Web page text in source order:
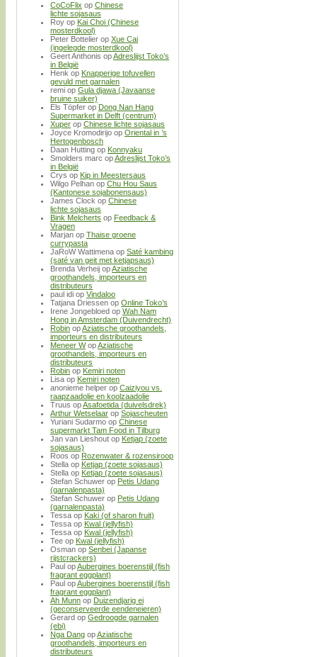
CoCoFlix op Chinese
lichte sojasaus
Roy op Kai Choi (Chinese
mosterdkool)
Peter Bottelier op Xue Cai
(ingelegde mosterdkool)
Geert Anthonis opAdreslijst Toko’s
in België
Henk op Knapperige tofuvellen
gevuld met garnalen
remi op Gula djawa (Javaanse
bruine suiker)
Els Töpfer op Dong Nan Hang
Supermarket in Delft (centrum)
Xuper op Chinese lichte sojasaus
Joyce Kromodirijo op Oriental in ’s
Hertogenbosch
Daan Hutting op Konnyaku
Smolders marc opAdreslijst Toko’s
in België
Crys op Kip in Meestersaus
Wilgo Pelhan op Chu Hou Saus
(Kantonese sojabonensaus)
James Clock op Chinese
lichte sojasaus
Bink Melcherts op Feedback &
Vragen
Marjan op Thaise groene
currypasta
JaRoW Wattimena op Saté kambing
(saté van geit met ketjapsaus)
Brenda Verheij opAziatische
groothandels, importeurs en
distributeurs
paul idi op Vindaloo
Tatjana Driessen op Online Toko’s
Irene Jongebloed op Wah Nam
Hong in Amsterdam (Duivendrecht)
Robin opAziatische groothandels,
importeurs en distributeurs
Meneer WopAziatische
groothandels, importeurs en
distributeurs
Robin op Kemiri noten
Lisa op Kemiri noten
anonieme helper op Caiziyou vs.
raapzaadolie en koolzaadolie
Truus opAsafoetida (duivelsdrek)
Arthur Wetselaar op Sojascheuten
Yuriani Sudarmo op Chinese
supermarkt Tam Food in Tilburg
Jan van Lieshout op Ketjap (zoete
sojasaus)
Roos op Rozenwater & rozensiroop
Stella op Ketjap (zoete sojasaus)
Stella op Ketjap (zoete sojasaus)
Stefan Schuwer op Petis Udang
(garnalenpasta)
Stefan Schuwer op Petis Udang
(garnalenpasta)
Tessa op Kaki (of sharon fruit)
Tessa op Kwal (jellyfish)
Tessa op Kwal (jellyfish)
Tee op Kwal (jellyfish)
Osman op Senbei (Japanse
rijstcrackers)
Paul opAubergines boerenstijl (fish
fragrant eggplant)
Paul opAubergines boerenstijl (fish
fragrant eggplant)
Ah Munn op Duizendjarig ei
(geconserveerde eendeneieren)
Gerard op Gedroogde garnalen
(ebi)
Nga Dang opAziatische
groothandels, importeurs en
distributeurs